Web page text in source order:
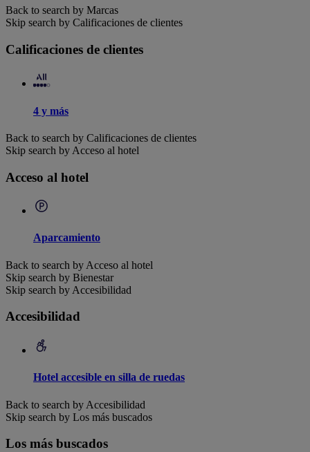
Back to search by Marcas
Skip search by Calificaciones de clientes
Calificaciones de clientes
4 y más
Back to search by Calificaciones de clientes
Skip search by Acceso al hotel
Acceso al hotel
Aparcamiento
Back to search by Acceso al hotel
Skip search by Bienestar
Skip search by Accesibilidad
Accesibilidad
Hotel accesible en silla de ruedas
Back to search by Accesibilidad
Skip search by Los más buscados
Los más buscados